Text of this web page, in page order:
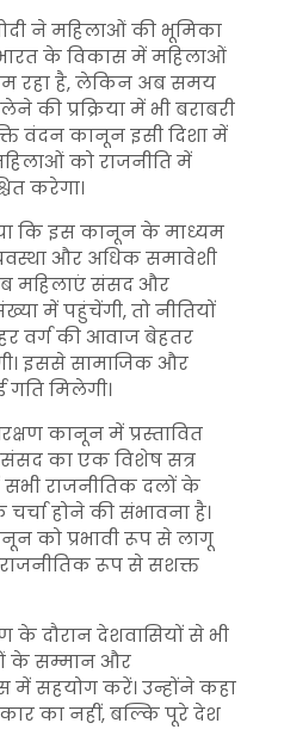
ने महिलाओं की भूमिका
के विकास में महिलाओं
रहा है, लेकिन अब समय
की प्रक्रिया में भी बराबरी
वंदन कानून इसी दिशा में
को राजनीति में
करेगा।
कि इस कानून के माध्यम
और अधिक समावेशी
महिलाएं संसद और
में पहुंचेंगी, तो नीतियों
वर्ग की आवाज बेहतर
इससे सामाजिक और
मिलेगी।
कानून में प्रस्तावित
का एक विशेष सत्र
सभी राजनीतिक दलों के
होने की संभावना है।
को प्रभावी रूप से लागू
रूप से सशक्त
के दौरान देशवासियों से भी
के सम्मान और
में सहयोग करें। उन्होंने कहा
का नहीं, बल्कि पूरे देश